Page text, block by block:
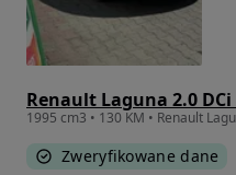
Renault Laguna 2.0
1995 cm3 • 130 KM • Renault
Zweryfikowane dane